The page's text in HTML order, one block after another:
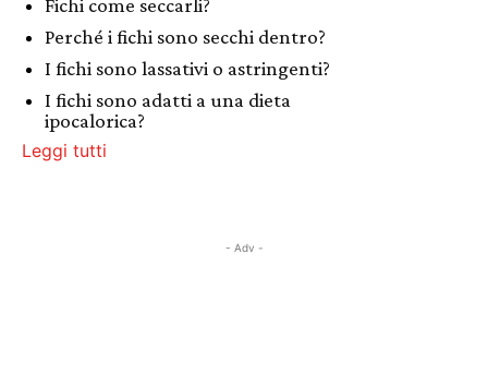
Fichi come seccarli?
Perché i fichi sono secchi dentro?
I fichi sono lassativi o astringenti?
I fichi sono adatti a una dieta
ipocalorica?
Leggi tutti
- Adv -